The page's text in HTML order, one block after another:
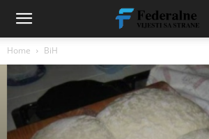
Home BiH